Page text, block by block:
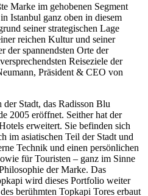
Marke im gehobenen Segment
Istanbul ganz oben in diesem
seiner strategischen Lage
reichen Kultur und seiner
der spannendsten Orte der
Reiseziele der
Präsident & CEO von
Stadt, das Radisson Blu
2005 eröffnet. Seither hat der
erweitert. Sie befinden sich
im asiatischen Teil der Stadt und
Technik und einen persönlichen
für Touristen – ganz im Sinne
der Marke. Das
wird dieses Portfolio weiter
berühmten Topkapi Tores erbaut